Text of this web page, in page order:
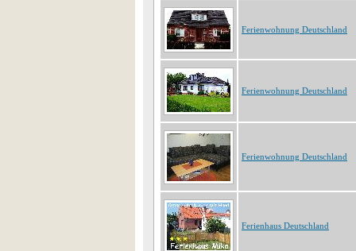
Ferienwohnung Deutschland
Ferienwohnung Deutschland
Ferienwohnung Deutschland
Ferienhaus Deutschland